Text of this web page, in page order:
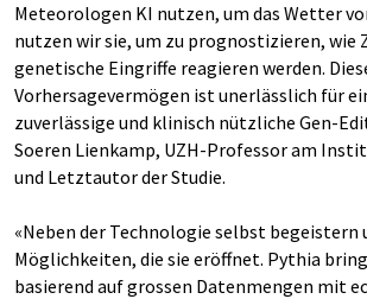
Meteorologen KI nutzen, um das Wetter
nutzen wir sie, um zu prognostizieren, wie
genetische Eingriffe reagieren werden.
Vorhersagevermögen ist unerlässlich für
zuverlässige und klinisch nützliche Gen-
Soeren Lienkamp, UZH-Professor am
und Letztautor der Studie.
«Neben der Technologie selbst begeistern
Möglichkeiten, die sie eröffnet. Pythia
basierend auf grossen Datenmengen mit